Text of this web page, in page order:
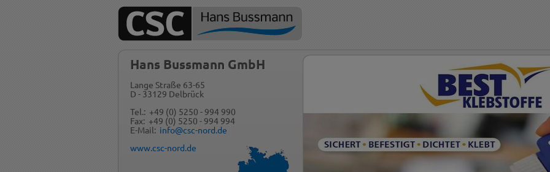
Hans Bussmann GmbH
Lange Straße 63-65
D - 33129 Delbrück
Tel.: +49 (0) 5250 - 994 990
Fax: +49 (0) 5250 - 994 994
E-Mail: info@csc-nord.de
www.csc-nord.de